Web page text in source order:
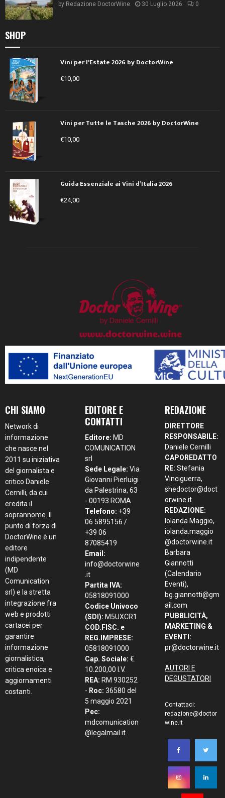
by Redazione DoctorWine 30 Luglio 2026 0
SHOP
Vini per l'Estate 2026 by DoctorWine
€10,00
Vini per Tutte le Tasche 2026 by DoctorWine
€10,00
Guida Essenziale ai Vini d’Italia 2026
€24,00
CHI SIAMO
Network di
informazione
che nasce nel
2011 su iniziativa
del giornalista e
critico Daniele
Cernilli, da cui
eredita il
soprannome. Il
punto di forza di
DoctorWine è un
editore
indipendente
(MD
Comunication
srl) e la stretta
integrazione fra
web e prodotti
cartacei per
garantire
informazione
giornalistica,
critica enoica e
aggiornamenti
costanti.
EDITORE E
CONTATTI
Editore: MD
COMUNICATION
srl
Sede Legale: Via
Giovanni Pierluigi
da Palestrina, 63
- 00193 ROMA
Telefono: +39
06 5895156 /
+39 06
87085419
Email:
info@doctorwine
.it
Partita IVA:
05818091000
Codice Univoco
(SDI): M5UXCR1
COD.FISC. e
REG.IMPRESE:
05818091000
Cap. Sociale: €.
10.200,00 I.V.
REA: RM 930252
- Roc: 36580 del
5 maggio 2021
Pec:
mdcomunication
@legalmail.it
REDAZIONE
DIRETTORE
RESPONSABILE:
Daniele Cernilli
CAPOREDATTO
RE: Stefania
Vinciguerra,
shedoctor@doct
orwine.it
REDAZIONE:
Iolanda Maggio,
iolanda.maggio
@doctorwine.it
Barbara
Giannotti
(Calendario
Eventi),
bg.giannotti@gm
ail.com
PUBBLICITÀ,
MARKETING &
EVENTI:
pr@doctorwine.it
AUTORI E
DEGUSTATORI
Contattaci:
redazione@doctor
wine.it